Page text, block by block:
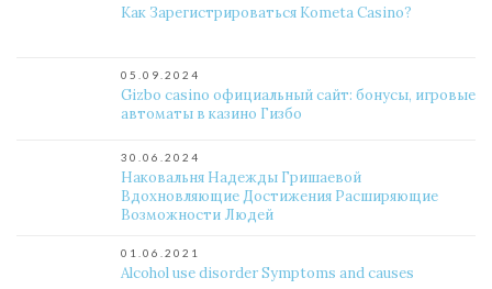
Как Зарегистрироваться Kometa Casino?
05.09.2024
Gizbo casino официальный сайт: бонусы, игровые
автоматы в казино Гизбо
30.06.2024
Наковальня Надежды Гришаевой
Вдохновляющие Достижения Расширяющие
Возможности Людей
01.06.2021
Alcohol use disorder Symptoms and causes